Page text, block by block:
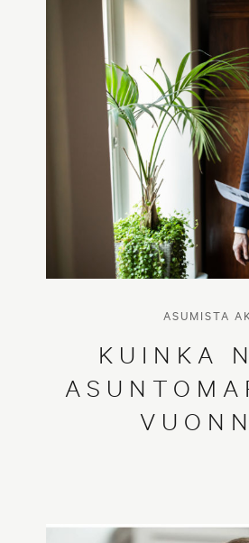
ASUMISTA
KUINKA